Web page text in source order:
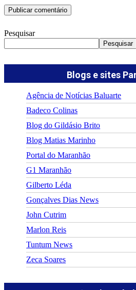
Pesquisar
Pesquisar
Blogs e sites
Agência de Notícias Baluarte
Badeco Colinas
Blog do Gildásio Brito
Blog Matias Marinho
Portal do Maranhão
G1 Maranhão
Gilberto Léda
Gonçalves Dias News
John Cutrim
Marlon Reis
Tuntum News
Zeca Soares